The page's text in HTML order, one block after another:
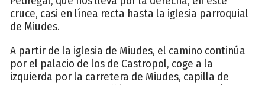
cruce, casi en línea recta hasta la iglesia parroquial
de Miudes.
A partir de la iglesia de Miudes, el camino continúa
por el palacio de los de Castropol, coge a la
izquierda por la carretera de Miudes, capilla de